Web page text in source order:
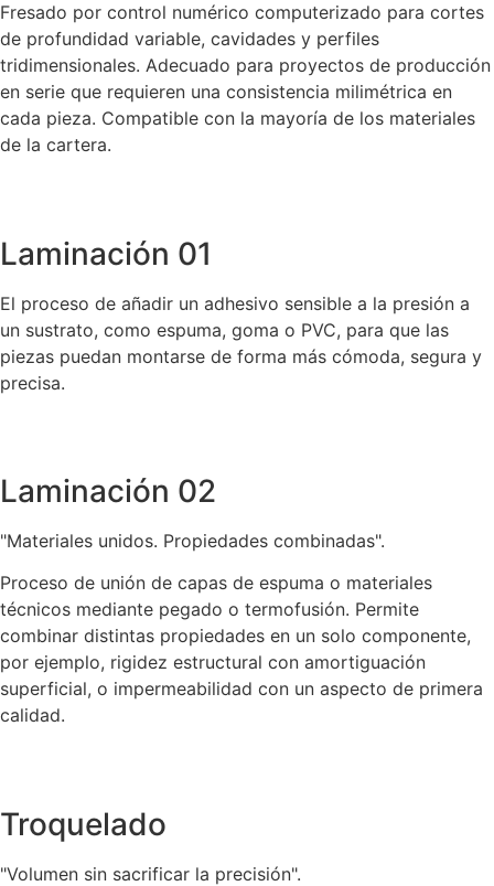
Fresado por control numérico computerizado para cortes
de profundidad variable, cavidades y perfiles
tridimensionales. Adecuado para proyectos de producción
en serie que requieren una consistencia milimétrica en
cada pieza. Compatible con la mayoría de los materiales
de la cartera.
Laminación 01
El proceso de añadir un adhesivo sensible a la presión a
un sustrato, como espuma, goma o PVC, para que las
piezas puedan montarse de forma más cómoda, segura y
precisa.
Laminación 02
"Materiales unidos. Propiedades combinadas".
Proceso de unión de capas de espuma o materiales
técnicos mediante pegado o termofusión. Permite
combinar distintas propiedades en un solo componente,
por ejemplo, rigidez estructural con amortiguación
superficial, o impermeabilidad con un aspecto de primera
calidad.
Troquelado
"Volumen sin sacrificar la precisión".